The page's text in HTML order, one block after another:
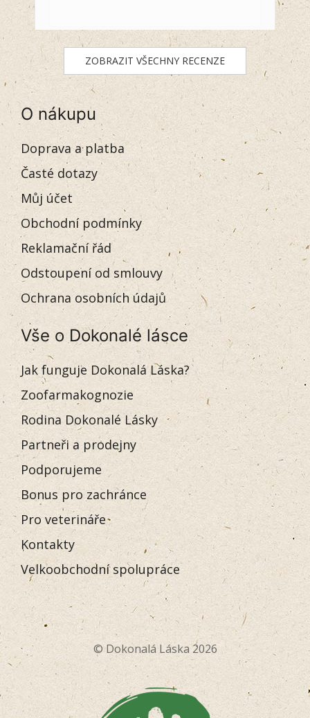
ZOBRAZIT VŠECHNY RECENZE
O nákupu
Doprava a platba
Časté dotazy
Můj účet
Obchodní podmínky
Reklamační řád
Odstoupení od smlouvy
Ochrana osobních údajů
Vše o Dokonalé lásce
Jak funguje Dokonalá Láska?
Zoofarmakognozie
Rodina Dokonalé Lásky
Partneři a prodejny
Podporujeme
Bonus pro zachránce
Pro veterináře
Kontakty
Velkoobchodní spolupráce
© Dokonalá Láska 2026